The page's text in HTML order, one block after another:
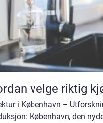
velge riktig
i København –
København, den